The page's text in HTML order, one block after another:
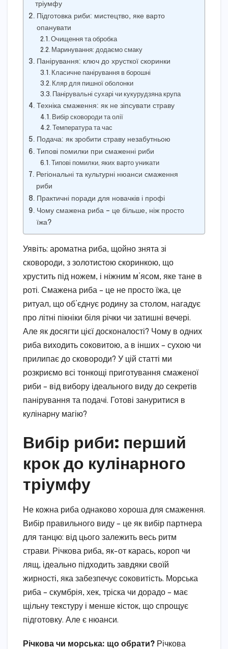
тріумфу
Підготовка риби: мистецтво, яке варто
опанувати
Очищення та обробка
Маринування: додаємо смаку
Панірування: ключ до хрусткої скоринки
Класичне панірування в борошні
Кляр для пишної оболонки
Панірувальні сухарі чи кукурудзяна крупа
Техніка смаження: як не зіпсувати страву
Вибір сковороди та олії
Температура та час
Подача: як зробити страву незабутньою
Типові помилки при смаженні риби
Типові помилки, яких варто уникати
Регіональні та культурні нюанси смаження
риби
Практичні поради для новачків і профі
Чому смажена риба – це більше, ніж просто
їжа?
Уявіть: ароматна риба, щойно знята зі
сковороди, з золотистою скоринкою, що
хрустить під ножем, і ніжним м’ясом, яке тане в
роті. Смажена риба – це не просто їжа, це
ритуал, що об’єднує родину за столом, нагадує
про літні пікніки біля річки чи затишні вечері.
Але як досягти цієї досконалості? Чому в одних
риба виходить соковитою, а в інших – сухою чи
прилипає до сковороди? У цій статті ми
розкриємо всі тонкощі приготування смаженої
риби – від вибору ідеального виду до секретів
панірування та подачі. Готові зануритися в
кулінарну магію?
Вибір риби: перший
крок до кулінарного
тріумфу
Не кожна риба однаково хороша для смаження.
Вибір правильного виду – це як вибір партнера
для танцю: від цього залежить весь ритм
страви. Річкова риба, як-от карась, короп чи
лящ, ідеально підходить завдяки своїй
жирності, яка забезпечує соковитість. Морська
риба – скумбрія, хек, тріска чи дорадо – має
щільну текстуру і менше кісток, що спрощує
підготовку. Але є нюанси.
Річкова чи морська: що обрати? Річкова